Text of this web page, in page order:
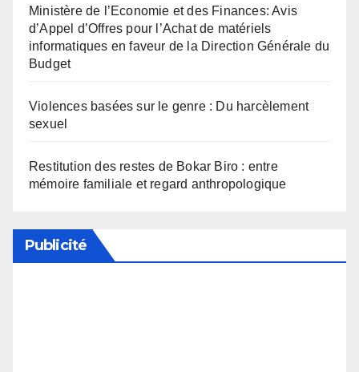
Ministère de l’Economie et des Finances: Avis
d’Appel d’Offres pour l’Achat de matériels
informatiques en faveur de la Direction Générale du
Budget
Violences basées sur le genre : Du harcèlement
sexuel
Restitution des restes de Bokar Biro : entre
mémoire familiale et regard anthropologique
Publicité